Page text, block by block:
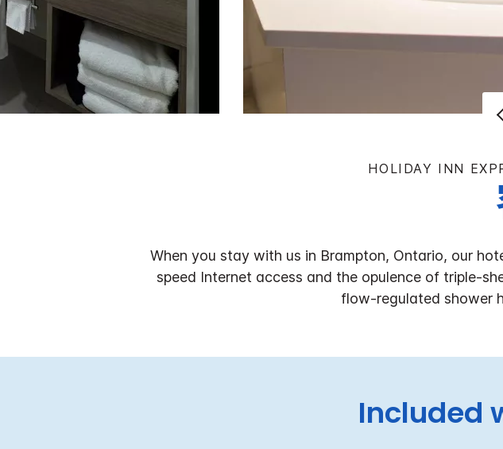
HOLIDAY INN
When you stay with us in Brampton, Ontario, our
speed Internet access and the opulence of triple-
flow-regulated shower
Included